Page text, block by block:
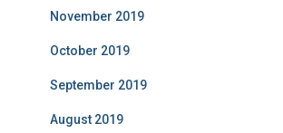
November 2019
October 2019
September 2019
August 2019